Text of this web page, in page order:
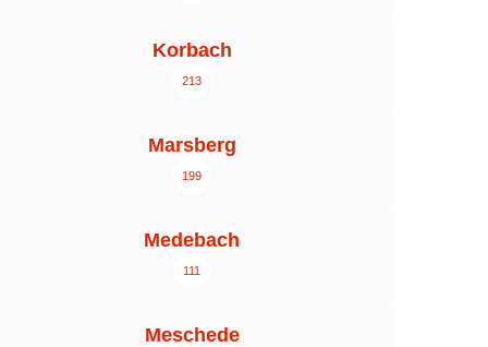
Korbach
213
Marsberg
199
Medebach
111
Meschede